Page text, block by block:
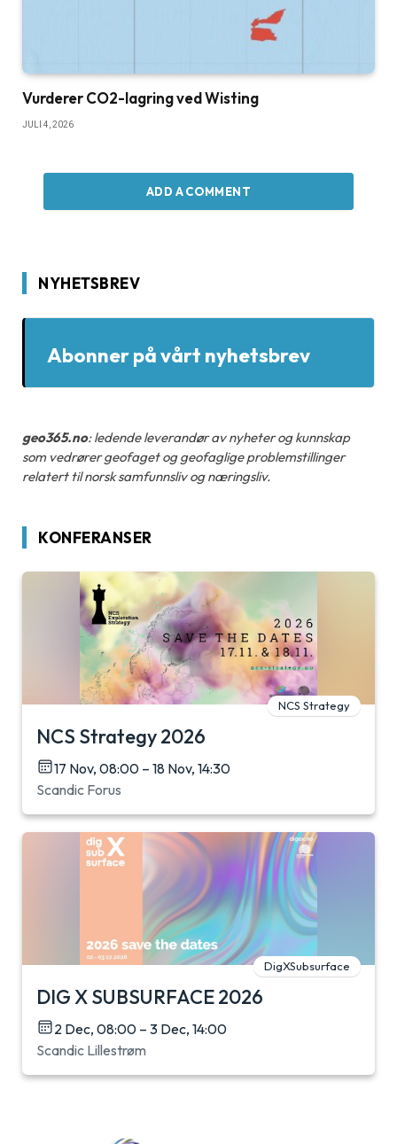
Vurderer CO2-lagring ved Wisting
JULI 4, 2026
ADD A COMMENT
NYHETSBREV
Abonner på vårt nyhetsbrev
geo365.no: ledende leverandør av nyheter og kunnskap
som vedrører geofaget og geofaglige problemstillinger
relatert til norsk samfunnsliv og næringsliv.
KONFERANSER
NCS Strategy
NCS Strategy 2026
17 Nov, 08:00 – 18 Nov, 14:30
Scandic Forus
DigXSubsurface
DIG X SUBSURFACE 2026
2 Dec, 08:00 – 3 Dec, 14:00
Scandic Lillestrøm